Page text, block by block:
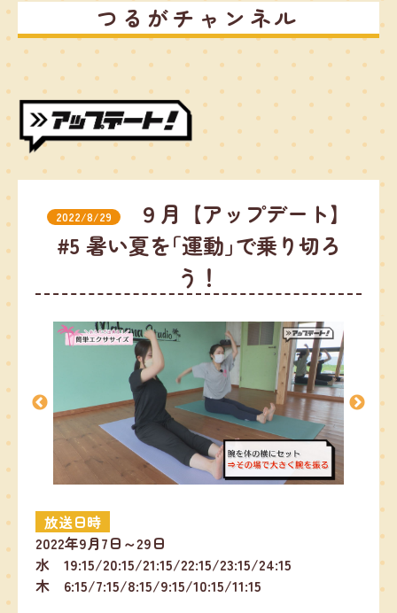
つるがチャンネル
2022/8/29
９月【アップデート】
#5 暑い夏を｢運動｣で乗り切ろ
う！
放送日時
2022年9月7日～29日
水 19:15/20:15/21:15/22:15/23:15/24:15
木 6:15/7:15/8:15/9:15/10:15/11:15